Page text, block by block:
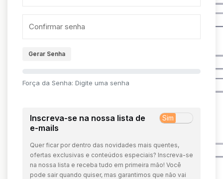
Gerar Senha
Força da Senha: Digite uma senha
Inscreva-se na nossa lista de
e-mails
Quer ficar por dentro das novidades mais quentes,
ofertas exclusivas e conteúdos especiais? Inscreva-se
na nossa lista e receba tudo em primeira mão! Você
pode sair quando quiser, mas garantimos que não vai
Sim